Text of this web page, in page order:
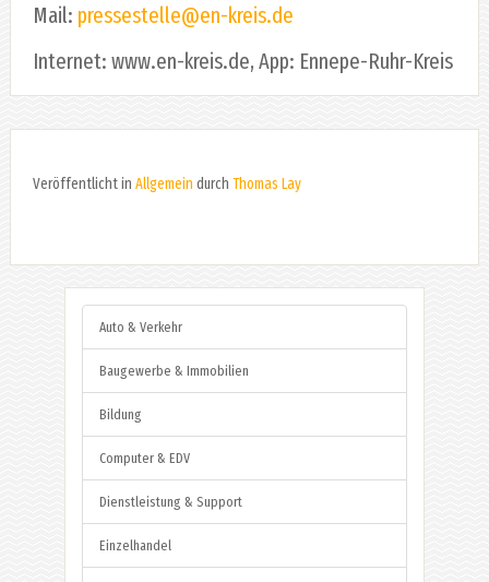
Mail: pressestelle@en-kreis.de
Internet: www.en-kreis.de, App: Ennepe-Ruhr-Kreis
Veröffentlicht in Allgemein durch Thomas Lay
Auto & Verkehr
Baugewerbe & Immobilien
Bildung
Computer & EDV
Dienstleistung & Support
Einzelhandel